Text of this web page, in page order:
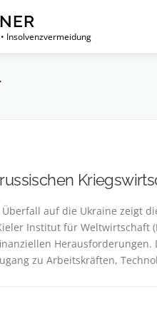
Insolvenzvermeidung
Überfall auf die Ukraine zeigt
Institut für Weltwirtschaft
zu Arbeitskräften,